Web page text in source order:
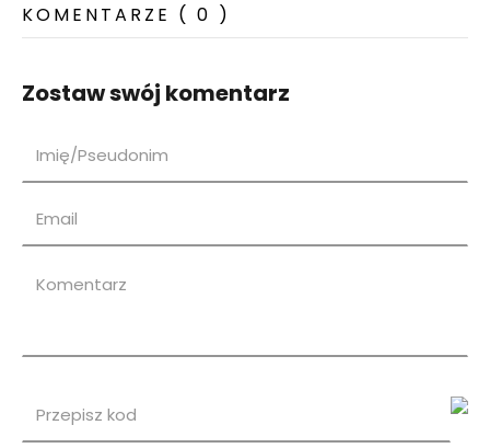
KOMENTARZE ( 0 )
Zostaw swój komentarz